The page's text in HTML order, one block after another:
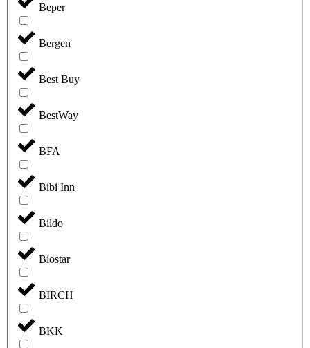
Beper
Bergen
Best Buy
BestWay
BFA
Bibi Inn
Bildo
Biostar
BIRCH
BKK